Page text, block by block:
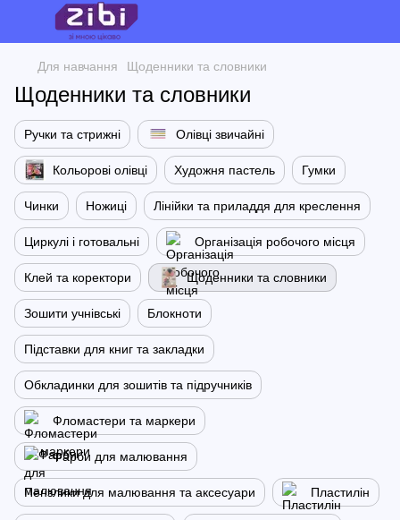
Для навчання Щоденники та словники
Щоденники та словники
Ручки та стрижні Олівці звичайні
Кольорові олівці Художня пастель Гумки
Чинки Ножиці Лінійки та приладдя для креслення
Циркулі і готовальні Організація робочого місця
Клей та коректори Щоденники та словники
Зошити учнівські Блокноти
Підставки для книг та закладки
Обкладинки для зошитів та підручників
Фломастери та маркери
Фарби для малювання
Пензлики для малювання та аксесуари Пластилін